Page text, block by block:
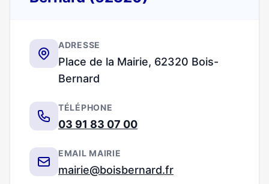
ADRESSE
Place de la Mairie, 62320 Bois-
Bernard
TÉLÉPHONE
03 91 83 07 00
EMAIL MAIRIE
mairie@boisbernard.fr